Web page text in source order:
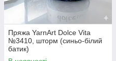
Пряжа YarnArt Dolce Vita
№3410, шторм (синьо-білий
батик)